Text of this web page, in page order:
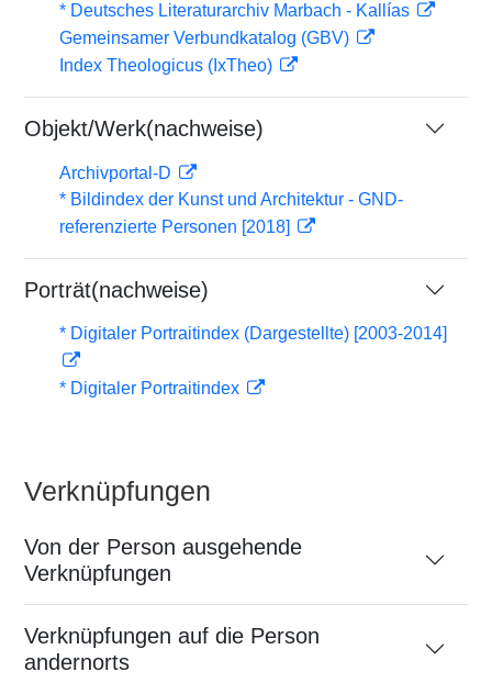
* Deutsches Literaturarchiv Marbach - Kallías
Gemeinsamer Verbundkatalog (GBV)
Index Theologicus (IxTheo)
Objekt/Werk(nachweise)
Archivportal-D
* Bildindex der Kunst und Architektur - GND-
referenzierte Personen [2018]
Porträt(nachweise)
* Digitaler Portraitindex (Dargestellte) [2003-2014]
* Digitaler Portraitindex
Verknüpfungen
Von der Person ausgehende
Verknüpfungen
Verknüpfungen auf die Person
andernorts